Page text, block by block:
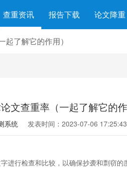
查重资讯 报告下载 论文降重
起了解它的作用）
文查重率（一起了解它的作
系统 发表时间：2023-07-06 17:25:43
进行检查和比较，以确保抄袭和剽窃